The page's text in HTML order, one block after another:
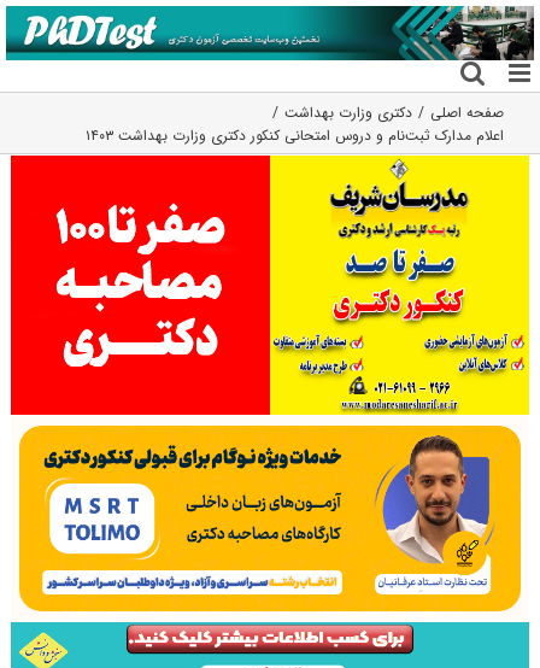
رفتن
به
محتوا
صفحه اصلی
دکتری وزارت بهداشت
اعلام مدارک ثبت‌نام و دروس امتحانی کنکور دکتری وزارت بهداشت ۱۴۰۳